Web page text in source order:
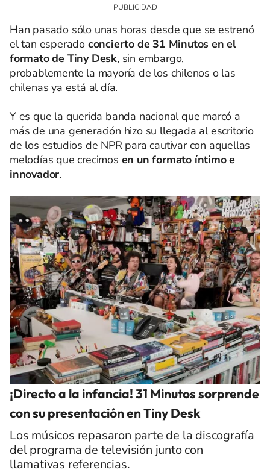
Han pasado sólo unas horas desde que se estrenó
el tan esperado concierto de 31 Minutos en el
formato de Tiny Desk, sin embargo,
probablemente la mayoría de los chilenos o las
chilenas ya está al día.
Y es que la querida banda nacional que marcó a
más de una generación hizo su llegada al escritorio
de los estudios de NPR para cautivar con aquellas
melodías que crecimos en un formato íntimo e
innovador.
¡Directo a la infancia! 31 Minutos sorprende
con su presentación en Tiny Desk
Los músicos repasaron parte de la discografía
del programa de televisión junto con
llamativas referencias.